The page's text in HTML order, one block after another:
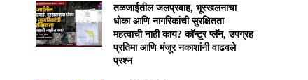
तळजाईतील जलप्रवाह, भूस्खलनाचा
धोका आणि नागरिकांची सुरक्षितता
महत्वाची नाही काय? कॉन्टूर प्लॅन, उपग्रह
प्रतिमा आणि मंजूर नकाशांनी वाढवले
प्रश्न